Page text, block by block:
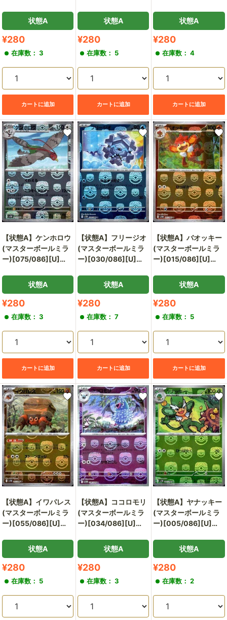
状態A
販
価
格
¥280
在庫数： 3
カートに追加
状態A
販
価
格
¥280
在庫数： 5
カートに追加
状態A
販
価
格
¥280
在庫数： 4
カートに追加
【状態A】ケンホロウ
(マスターボールミラ
ー)[075/086][U]
状態A
販
価
格
¥280
在庫数： 3
カートに追加
【状態A】フリージオ
(マスターボールミラ
ー)[030/086][U]
状態A
販
価
格
¥280
在庫数： 7
カートに追加
【状態A】バオッキー
(マスターボールミラ
ー)[015/086][U]
状態A
販
価
格
¥280
在庫数： 5
カートに追加
【状態A】イワパレス
(マスターボールミラ
ー)[055/086][U]
状態A
販
価
格
¥280
在庫数： 5
【状態A】ココロモリ
(マスターボールミラ
ー)[034/086][U]
状態A
販
価
格
¥280
在庫数： 3
【状態A】ヤナッキー
(マスターボールミラ
ー)[005/086][U]
状態A
販
価
格
¥280
在庫数： 2